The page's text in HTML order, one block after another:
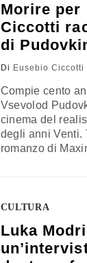
Morire per
Ciccotti
di
Di Eusebio Ciccotti
Compie cento
Vsevolod
cinema del
degli anni Venti.
romanzo di
CULTURA
Luka